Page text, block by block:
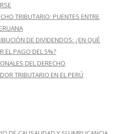
TRIBUTARIO: PUENTES ENTRE
DE DIVIDENDOS: ¿EN QUÉ
EL PAGO DEL 5%?
DEL DERECHO
TRIBUTARIO EN EL PERÚ